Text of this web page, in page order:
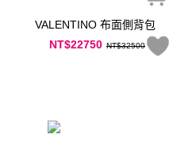
VALENTINO 布面側背包
NT$22750 NT$32500